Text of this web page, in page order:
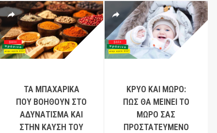
ΤΑ ΜΠΑΧΑΡΙΚΆ
ΠΟΥ ΒΟΗΘΟΎΝ ΣΤΟ
ΑΔΥΝΆΤΙΣΜΑ ΚΑΙ
ΣΤΗΝ ΚΑΎΣΗ ΤΟΥ
ΚΡΎΟ ΚΑΙ ΜΩΡΌ:
ΠΩΣ ΘΑ ΜΕΊΝΕΙ ΤΟ
ΜΩΡΌ ΣΑΣ
ΠΡΟΣΤΑΤΕΥΜΈΝΟ